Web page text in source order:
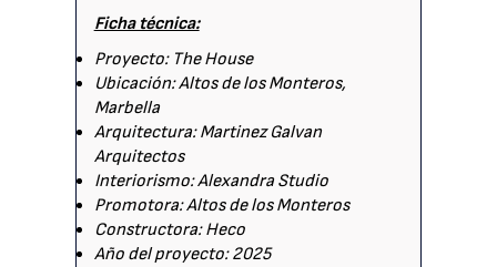
Ficha técnica:
Proyecto: The House
Ubicación: Altos de los Monteros,
Marbella
Arquitectura: Martinez Galvan
Arquitectos
Interiorismo: Alexandra Studio
Promotora: Altos de los Monteros
Constructora: Heco
Año del proyecto: 2025